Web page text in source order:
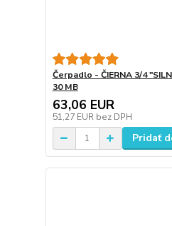
Čerpadlo - ČIERNA 3/4
30 MB
63,06 EUR
51,27 EUR bez DPH
Pridať